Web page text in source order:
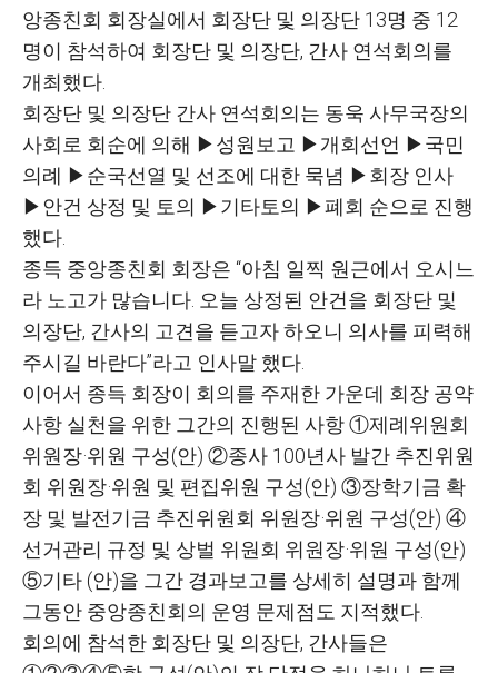
앙종친회 회장실에서 회장단 및 의장단 13명 중 12
명이 참석하여 회장단 및 의장단, 간사 연석회의를
개최했다
회장단 및 의장단 간사 연석회의는 동욱 사무국장의
사회로 회순에 의해 ▶성원보고 ▶개회선언 ▶국민
의례 ▶순국선열 및 선조에 대한 묵념 ▶회장 인사
▶안건 상정 및 토의 ▶기타토의 ▶폐회 순으로 진행
했다
종득 중앙종친회 회장은 “아침 일찍 원근에서 오시느
라 노고가 많습니다 오늘 상정된 안건을 회장단 및
의장단, 간사의 고견을 듣고자 하오니 의사를 피력해
주시길 바란다”라고 인사말 했다
이어서 종득 회장이 회의를 주재한 가운데 회장 공약
사항 실천을 위한 그간의 진행된 사항①제례위원회
위원장·위원 구성(안) ②종사 100년사 발간 추진위원
회 위원장·위원 및 편집위원 구성(안) ③장학기금 확
장 및 발전기금 추진위원회 위원장·위원 구성(안) ④
선거관리 규정 및 상벌 위원회 위원장·위원 구성(안)
⑤기타 (안)을 그간 경과보고를 상세히 설명과 함께
그동안 중앙종친회의 운영 문제점도 지적했다
회의에 참석한 회장단 및 의장단, 간사들은